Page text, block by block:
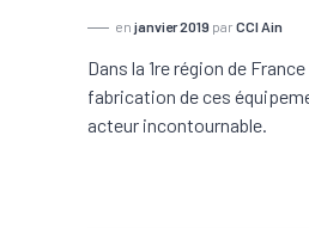
en janvier 2019 par CCI Ain
Dans la 1re région de
fabrication de ces
acteur incontournable.